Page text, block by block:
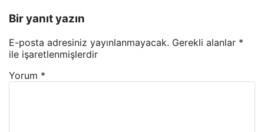
Bir yanıt yazın
E-posta adresiniz yayınlanmayacak. Gerekli alanlar *
ile işaretlenmişlerdir
Yorum *